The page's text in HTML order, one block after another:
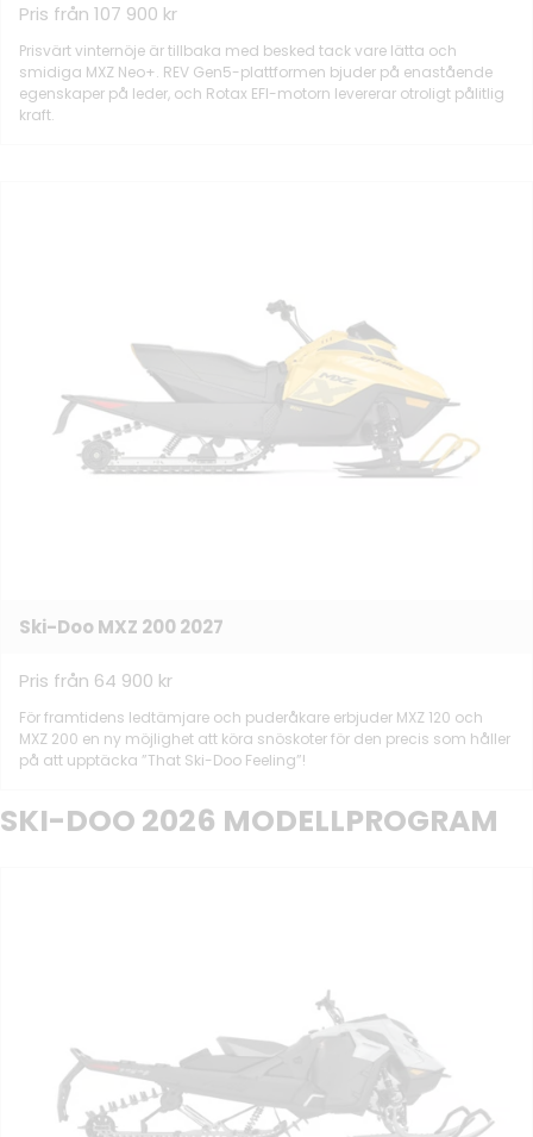
Pris från 107 900 kr
Prisvärt vinternöje är tillbaka med besked tack vare lätta och
smidiga MXZ Neo+. REV Gen5-plattformen bjuder på enastående
egenskaper på leder, och Rotax EFI-motorn levererar otroligt pålitlig
kraft.
Ski-Doo MXZ 200 2027
Pris från 64 900 kr
För framtidens ledtämjare och puderåkare erbjuder MXZ 120 och
MXZ 200 en ny möjlighet att köra snöskoter för den precis som håller
på att upptäcka ”That Ski-Doo Feeling”!
SKI-DOO 2026 MODELLPROGRAM